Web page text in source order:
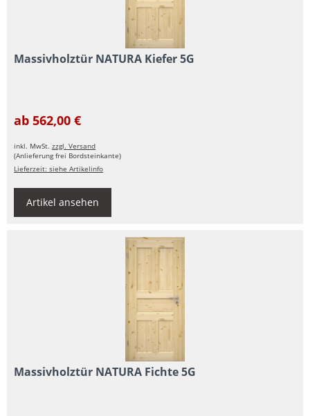
Massivholztür NATURA Kiefer 5G
ab 562,00 €
inkl. MwSt.zzgl. Versand
(Anlieferung frei Bordsteinkante)
Lieferzeit: siehe Artikelinfo
Artikel ansehen
Massivholztür NATURA Fichte 5G